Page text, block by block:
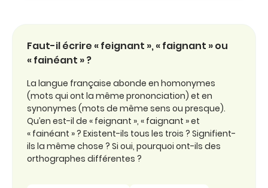
Faut-il écrire « feignant », « faignant » ou
« fainéant » ?
La langue française abonde en homonymes
(mots qui ont la même prononciation) et en
synonymes (mots de même sens ou presque).
Qu’en est-il de « feignant », « faignant » et
« fainéant » ? Existent-ils tous les trois ? Signifient-
ils la même chose ? Si oui, pourquoi ont-ils des
orthographes différentes ?